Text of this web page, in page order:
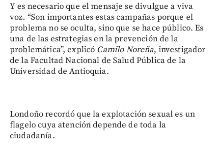
Y es necesario que el mensaje se divulgue a viva
voz. “Son importantes estas campañas porque el
problema no se oculta, sino que se hace público. Es
una de las estrategias en la prevención de la
problemática”, explicó Camilo Noreña, investigador
de la Facultad Nacional de Salud Pública de la
Universidad de Antioquia.
Londoño recordó que la explotación sexual es un
flagelo cuya atención depende de toda la
ciudadanía.